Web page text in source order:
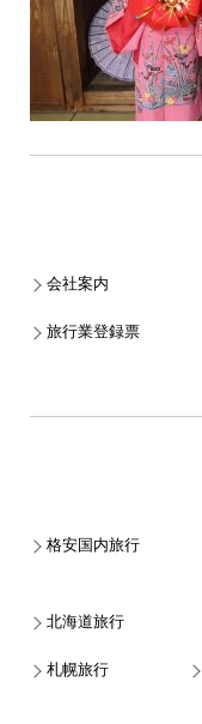
会社案内
旅行業登録票
格安国内旅行
北海道旅行
札幌旅行